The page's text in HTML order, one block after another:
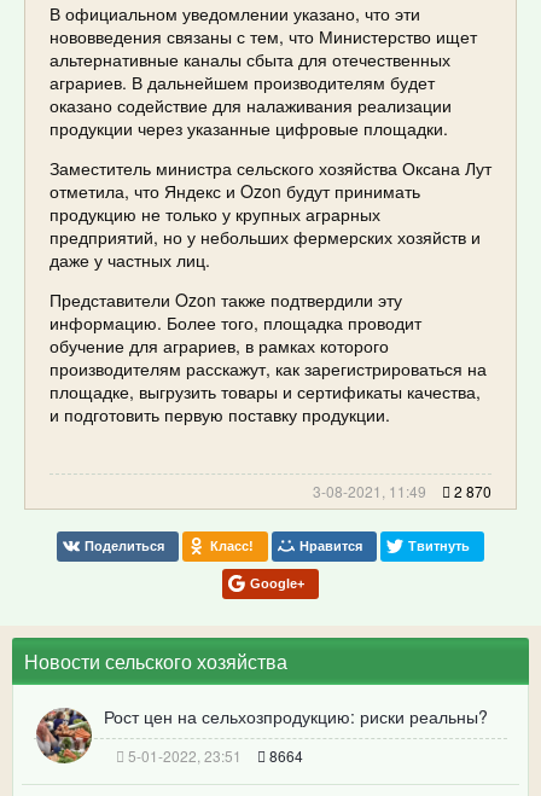
В официальном уведомлении указано, что эти
нововведения связаны с тем, что Министерство ищет
альтернативные каналы сбыта для отечественных
аграриев. В дальнейшем производителям будет
оказано содействие для налаживания реализации
продукции через указанные цифровые площадки.
Заместитель министра сельского хозяйства Оксана Лут
отметила, что Яндекс и Ozon будут принимать
продукцию не только у крупных аграрных
предприятий, но у небольших фермерских хозяйств и
даже у частных лиц.
Представители Ozon также подтвердили эту
информацию. Более того, площадка проводит
обучение для аграриев, в рамках которого
производителям расскажут, как зарегистрироваться на
площадке, выгрузить товары и сертификаты качества,
и подготовить первую поставку продукции.
3-08-2021, 11:49 2 870
Поделиться Класс! Нравится Твитнуть
Google+
Новости сельского хозяйства
Рост цен на сельхозпродукцию: риски реальны?
5-01-2022, 23:51 8664